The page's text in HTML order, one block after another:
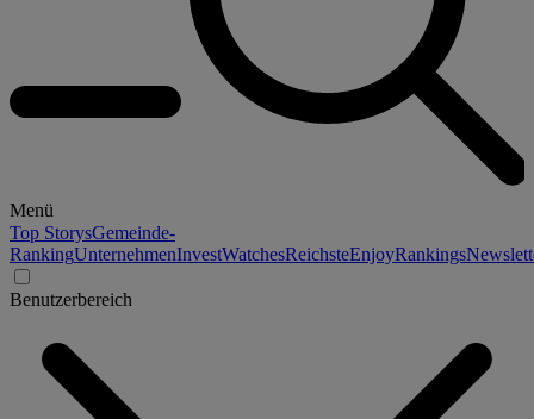
Menü
Top StorysGemeinde-
RankingUnternehmenInvestWatchesReichsteEnjoyRankings
Benutzerbereich